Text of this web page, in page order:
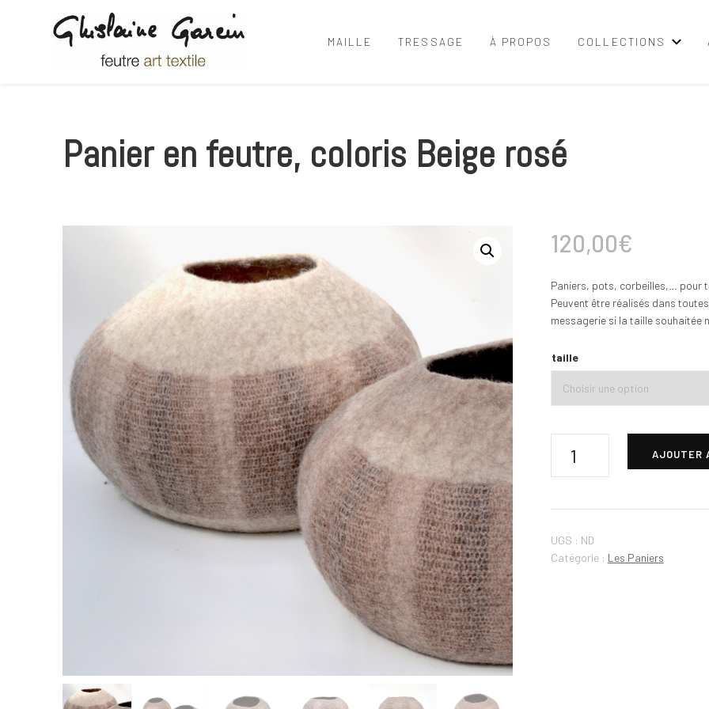
MAILLE TRESSAGE À PROPOS COLLECTIONS
Panier en feutre, coloris Beige rosé
120,00€
Paniers, pots, corbeilles,… pour
Peuvent être réalisés dans
messagerie si la taille souhaitée
taille
AJOUTER
UGS : ND
Catégorie : Les Paniers